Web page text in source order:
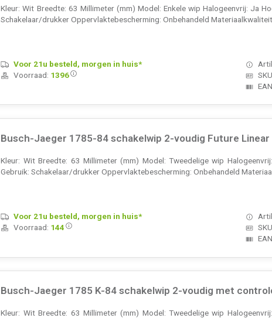
Kleur: Wit Breedte: 63 Millimeter (mm) Model: Enkele wip Halogeenvrij: Ja
Schakelaar/drukker Oppervlaktebescherming: Onbehandeld Materiaalkwaliteit:
Voor 21u besteld, morgen in huis*
Voorraad: 1396
Busch-Jaeger 1785-84 schakelwip 2-voudig Future
Kleur: Wit Breedte: 63 Millimeter (mm) Model: Tweedelige wip
Gebruik: Schakelaar/drukker Oppervlaktebescherming: Onbehandeld
Voor 21u besteld, morgen in huis*
Voorraad: 144
Busch-Jaeger 1785 K-84 schakelwip 2-voudig met
Kleur: Wit Breedte: 63 Millimeter (mm) Model: Tweedelige wip